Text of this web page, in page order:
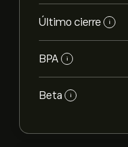
Último cierre i
BPA i
Beta i